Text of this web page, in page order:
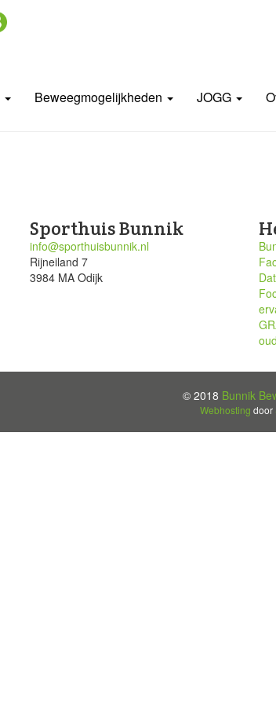
Beweegmogelijkheden JOGG
Sporthuis Bunnik
info@sporthuisbunnik.nl
Rijneiland 7
3984 MA Odijk
© 2018 Bunnik
Webhosting door